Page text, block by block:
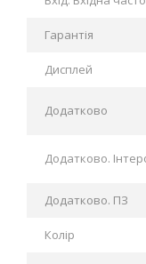
Гарантія
Дисплей
Додатково
Додатково.
Додатково. ПЗ
Колір